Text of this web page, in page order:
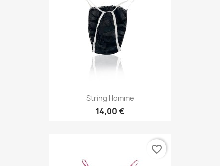
String Homme
14,00 €
favorite_border